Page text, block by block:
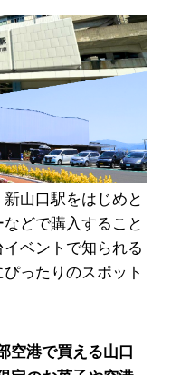
山口駅をはじめと
どで購入すること
ベントで知られる
ったりのスポット
空港で買える山口